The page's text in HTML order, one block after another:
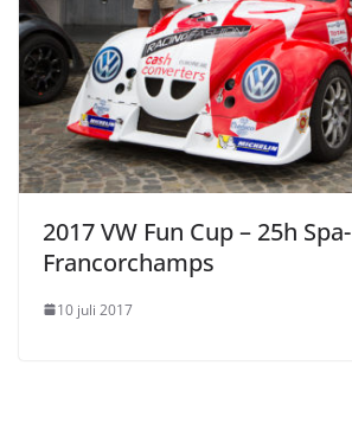
2017 VW Fun Cup – 25h Spa-
Francorchamps
10 juli 2017